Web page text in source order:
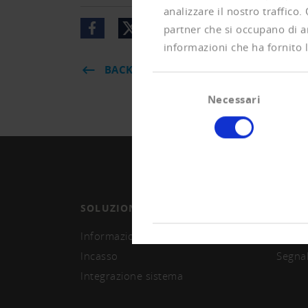
analizzare il nostro
partner che si occupano di
informazioni che ha fornito
Necessari
BACK
SOLUZIONI
Informazioni e monitoring
Incasso
Integrazione sistema